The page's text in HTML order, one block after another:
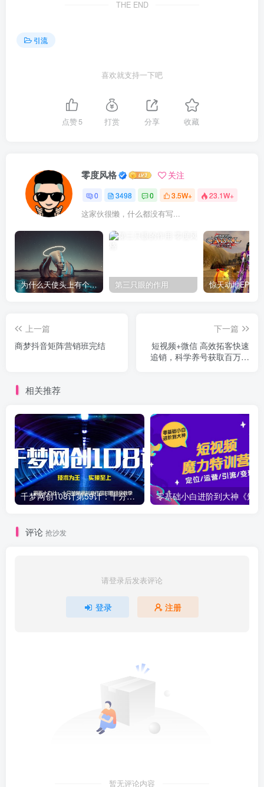
THE END
引流
喜欢就支持一下吧
点赞5 打赏 分享 收藏
零度风格 关注
0 3498 0 3.5W+ 23.1W+
这家伙很懒，什么都没有写...
为什么天使头上有个圈？ 第三只眼的作用
上一篇
商梦抖音矩阵营销班完结
下一篇
短视频+微信 高效拓客快速
追销，科学养号获取百万播
相关推荐
千梦网创108计第59计：十分钟精通抖音作品封面组合教学
评论 抢沙发
请登录后发表评论
登录 注册
暂无评论内容